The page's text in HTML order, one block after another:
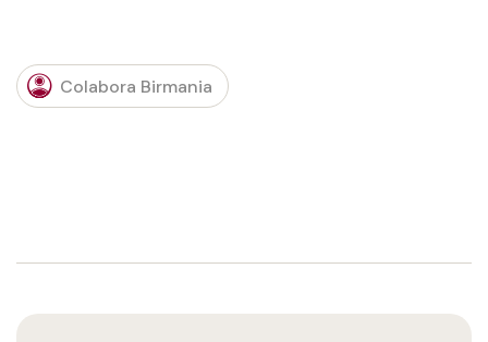
Colabora Birmania